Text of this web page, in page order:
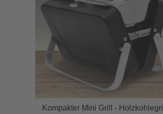
Kompakter Mini Grill - Holzkohlegrill